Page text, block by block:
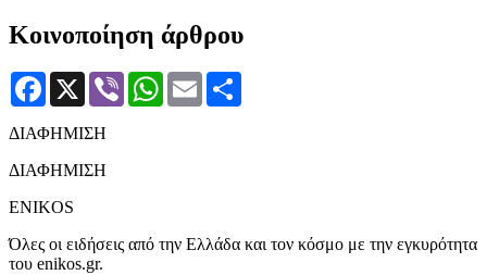
Κοινοποίηση άρθρου
Facebook
X Viber WhatsApp
Email
ΔΙΑΦΗΜΙΣΗ
ΔΙΑΦΗΜΙΣΗ
ENIKOS
Όλες οι ειδήσεις από την Ελλάδα και τον κόσμο με την εγκυρότητα
του enikos.gr.